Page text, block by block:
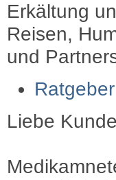
Erkältung
Reisen,
und
Ratgeber
Liebe